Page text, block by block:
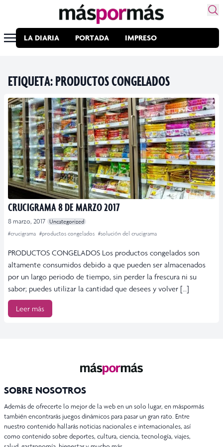
LA DIARIA PORTADA IMPRESO
ETIQUETA:PRODUCTOS CONGELADOS
CRUCIGRAMA 8 DE MARZO 2017
8 marzo, 2017 Uncategorized
#crucigrama #productos congelados #solución del crucigrama
PRODUCTOS CONGELADOS Los productos congelados son
altamente consumidos debido a que pueden ser almacenados
por un largo periodo de tiempo, sin perder la frescura ni su
sabor; puedes utilizar la cantidad que desees y volver […]
Leer más
SOBRE NOSOTROS
Además de ofrecerte lo mejor de la web en un solo lugar, en máspormás
también encontrarás juegos dinámicos para pasar un gran rato. Entre
nuestro contenido hallarás noticias nacionales e internacionales, así
como contenido sobre deportes, cultura, ciencia, tecnología, viajes,